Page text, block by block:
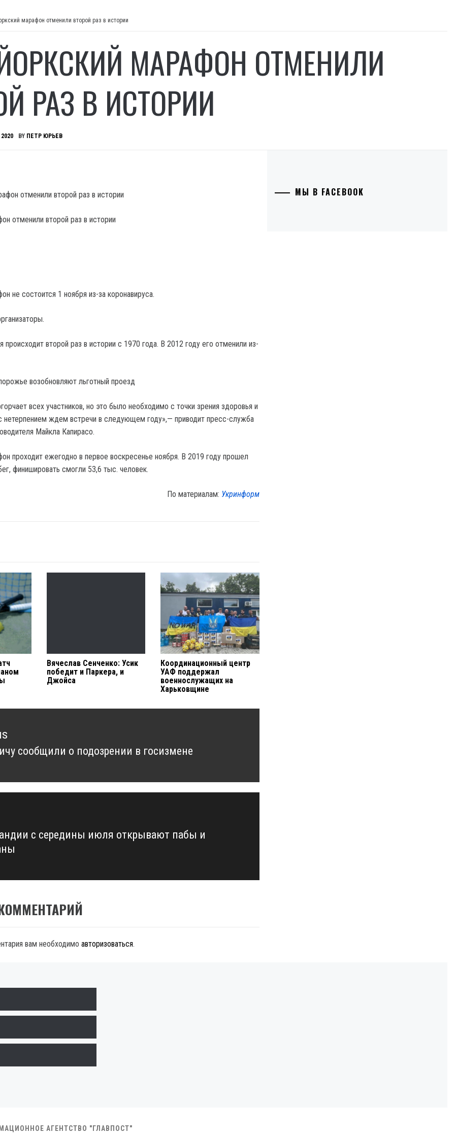
марафон отменили второй раз в истории
МАРАФОН ОТМЕНИЛИ
РАЗ В ИСТОРИИ
BY ПЕТР ЮРЬЕВ
отменили второй раз в истории
не состоится 1 ноября из-за коронавируса.
происходит второй раз в истории с 1970 года. В 2012 году его отменили из-
возобновляют льготный проезд
всех участников, но это было необходимо с точки зрения здоровья и
нетерпением ждем встречи в следующем году»,— приводит пресс-служба
Майкла Капирасо.
проходит ежегодно в первое воскресенье ноября. В 2019 году прошел
финишировать смогли 53,6 тыс. человек.
По материалам: Укринформ
Вячеслав Сенченко: Усик
победит и Паркера, и
Джойса
Координационный центр
УАФ поддержал
военнослужащих на
Харьковщине
сообщили о подозрении в госизмене
с середины июля открывают пабы и
вам необходимо авторизоваться.
МЫ В FACEBOOK
АГЕНТСТВО "ГЛАВПОСТ"